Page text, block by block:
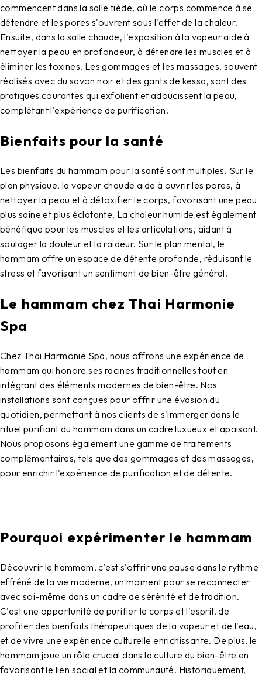
commencent dans la salle tiède, où le corps commence à se
détendre et les pores s'ouvrent sous l'effet de la chaleur.
Ensuite, dans la salle chaude, l'exposition à la vapeur aide à
nettoyer la peau en profondeur, à détendre les muscles et à
éliminer les toxines. Les gommages et les massages, souvent
réalisés avec du savon noir et des gants de kessa, sont des
pratiques courantes qui exfolient et adoucissent la peau,
complétant l'expérience de purification.
Bienfaits pour la santé
Les bienfaits du hammam pour la santé sont multiples. Sur le
plan physique, la vapeur chaude aide à ouvrir les pores, à
nettoyer la peau et à détoxifier le corps, favorisant une peau
plus saine et plus éclatante. La chaleur humide est également
bénéfique pour les muscles et les articulations, aidant à
soulager la douleur et la raideur. Sur le plan mental, le
hammam offre un espace de détente profonde, réduisant le
stress et favorisant un sentiment de bien-être général.
Le hammam chez Thai Harmonie
Spa
Chez Thai Harmonie Spa, nous offrons une expérience de
hammam qui honore ses racines traditionnelles tout en
intégrant des éléments modernes de bien-être. Nos
installations sont conçues pour offrir une évasion du
quotidien, permettant à nos clients de s'immerger dans le
rituel purifiant du hammam dans un cadre luxueux et apaisant.
Nous proposons également une gamme de traitements
complémentaires, tels que des gommages et des massages,
pour enrichir l'expérience de purification et de détente.
Pourquoi expérimenter le hammam
Découvrir le hammam, c'est s'offrir une pause dans le rythme
effréné de la vie moderne, un moment pour se reconnecter
avec soi-même dans un cadre de sérénité et de tradition.
C'est une opportunité de purifier le corps et l'esprit, de
profiter des bienfaits thérapeutiques de la vapeur et de l'eau,
et de vivre une expérience culturelle enrichissante. De plus, le
hammam joue un rôle crucial dans la culture du bien-être en
favorisant le lien social et la communauté. Historiquement,